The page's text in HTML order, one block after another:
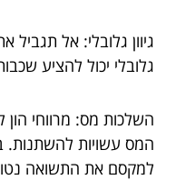
גיוון גלובלי: אל תגביל
גלובלי יכול להציע
השלכות מס: מרווחי הון
המס עשויות להשתנות.
למקסם את התשואה